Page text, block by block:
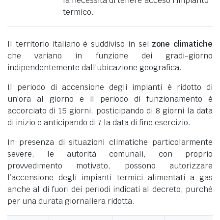
termico.
Il territorio italiano è suddiviso in sei zone climatiche
che variano in funzione dei gradi-giorno
indipendentemente dall'ubicazione geografica.
Il periodo di accensione degli impianti è ridotto di
un’ora al giorno e il periodo di funzionamento è
accorciato di 15 giorni, posticipando di 8 giorni la data
di inizio e anticipando di 7 la data di fine esercizio.
In presenza di situazioni climatiche particolarmente
severe, le autorità comunali, con proprio
provvedimento motivato, possono autorizzare
l’accensione degli impianti termici alimentati a gas
anche al di fuori dei periodi indicati al decreto, purché
per una durata giornaliera ridotta.